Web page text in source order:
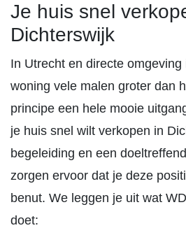
Je huis snel
Dichterswijk
In Utrecht en directe
woning vele malen groter dan
principe een hele mooie
je huis snel wilt verkopen in
begeleiding en een
zorgen ervoor dat je deze
benut. We leggen je uit wat
doet: